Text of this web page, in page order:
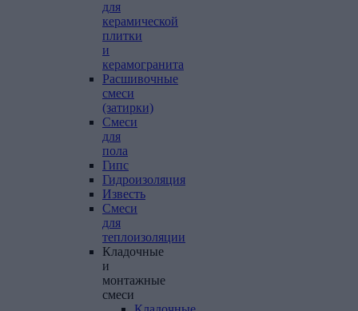
для
керамической
плитки
и
керамогранита
Расшивочные
смеси
(затирки)
Смеси
для
пола
Гипс
Гидроизоляция
Известь
Смеси
для
теплоизоляции
Кладочные
и
монтажные
смеси